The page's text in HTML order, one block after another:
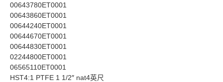
00643780ET0001
00643860ET0001
00644240ET0001
00644670ET0001
00644830ET0001
02244800ET0001
06565110ET0001
HST4:1 PTFE 1 1/2″ nat4英尺